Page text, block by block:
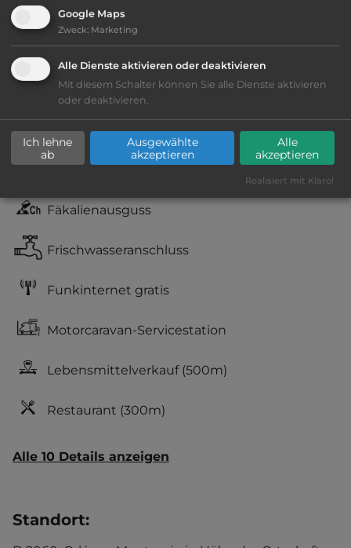
Ausstattung:
Lage: ansprechend
Geräuschkulisse: überwiegend ruhig
kiesig, harter Grund
teilweise Schatten
Fäkalienausguss
Frischwasseranschluss
Funkinternet gratis
Motorcaravan-Servicestation
Lebensmittelverkauf(500m)
Restaurant (300m)
Alle 10 Details anzeigen
Standort:
Google Maps
Zweck: Marketing
Alle Dienste aktivieren oder deaktivieren
Mit diesem Schalter können Sie alle Dienste aktivieren
oder deaktivieren.
Ich lehne
ab
Ausgewählte
akzeptieren
Alle
akzeptieren
Realisiert mit Klaro!